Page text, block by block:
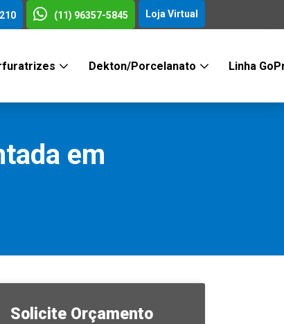
(11) 96357-5845 Loja Virtual
Dekton/Porcelanato Linha
em
Solicite Orçamento